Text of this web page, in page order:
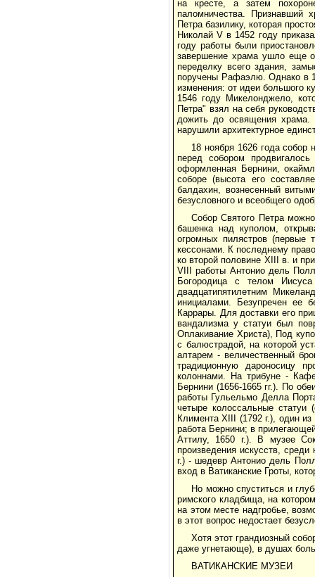
на кресте, а затем
паломничества. Признавший
Петра базилику, которая
Николай V в 1452 году
году работы были
завершение храма ушло еще
переделку всего здания,
поручены Рафаэлю. Однако в
изменения: от идеи большого
1546 году Микелонджело,
Петра" взял на себя
дожить до освящения
нарушили архитектурное
18 ноября 1626 года
перед собором
оформленная Бернини,
соборе (высота его
балдахин, вознесенный
безусловного и всеобщего
Собор Святого Петра
башенка над куполом,
огромных пилястров (первые
кессонами. К последнему
ко второй половине XIII в. и
VIII работы Антонио дель
Богородица с телом
двадцатипятилетним
инициалами. Безупречен ее
Каррары. Для доставки его
вандализма у статуи был
Оплакивание Христа), Под
с балюстрадой, на которой
алтарем - величественный
традиционную дароносицу
колоннами. На трибуне -
Бернини (1656-1665 гг.). По
работы Гульельмо Делла
четыре колоссальные статуи
Климента XIII (1792 г.), один
работа Бернини; в
Аттилу, 1650 г.). В музее
произведения искусств,
г.) - шедевр Антонио дель
вход в Ватиканские Гроты,
Но можно спуститься и
римского кладбища, на
на этом месте надгробье,
в этот вопрос недостает
Хотя этот грандиозный
даже угнетающе), в душах
ВАТИКАНСКИЕ МУЗЕИ